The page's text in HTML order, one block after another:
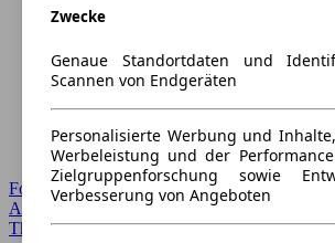
Forum Startseite
Alle Auto-Foren
Themen-Forum
Zwecke
Genaue Standortdaten und
Scannen von Endgeräten
Personalisierte Werbung und
Werbeleistung und der
Zielgruppenforschung sowie
Verbesserung von Angeboten